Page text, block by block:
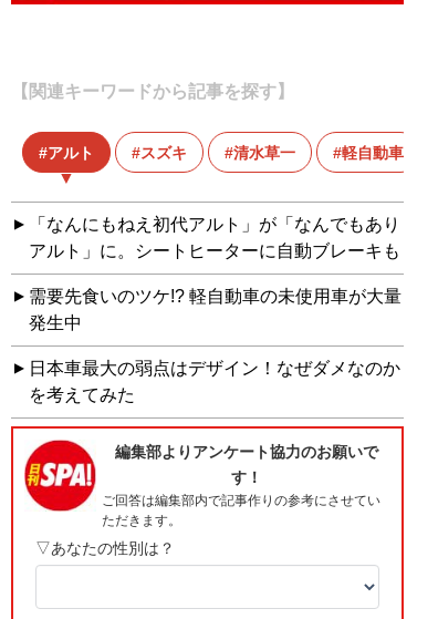
【関連キーワードから記事を探す】
アルト スズキ 清水草一 軽自動車
「なんにもねえ初代アルト」が「なんでもあり
アルト」に。シートヒーターに自動ブレーキも
需要先食いのツケ!? 軽自動車の未使用車が大量
発生中
日本車最大の弱点はデザイン！なぜダメなのか
を考えてみた